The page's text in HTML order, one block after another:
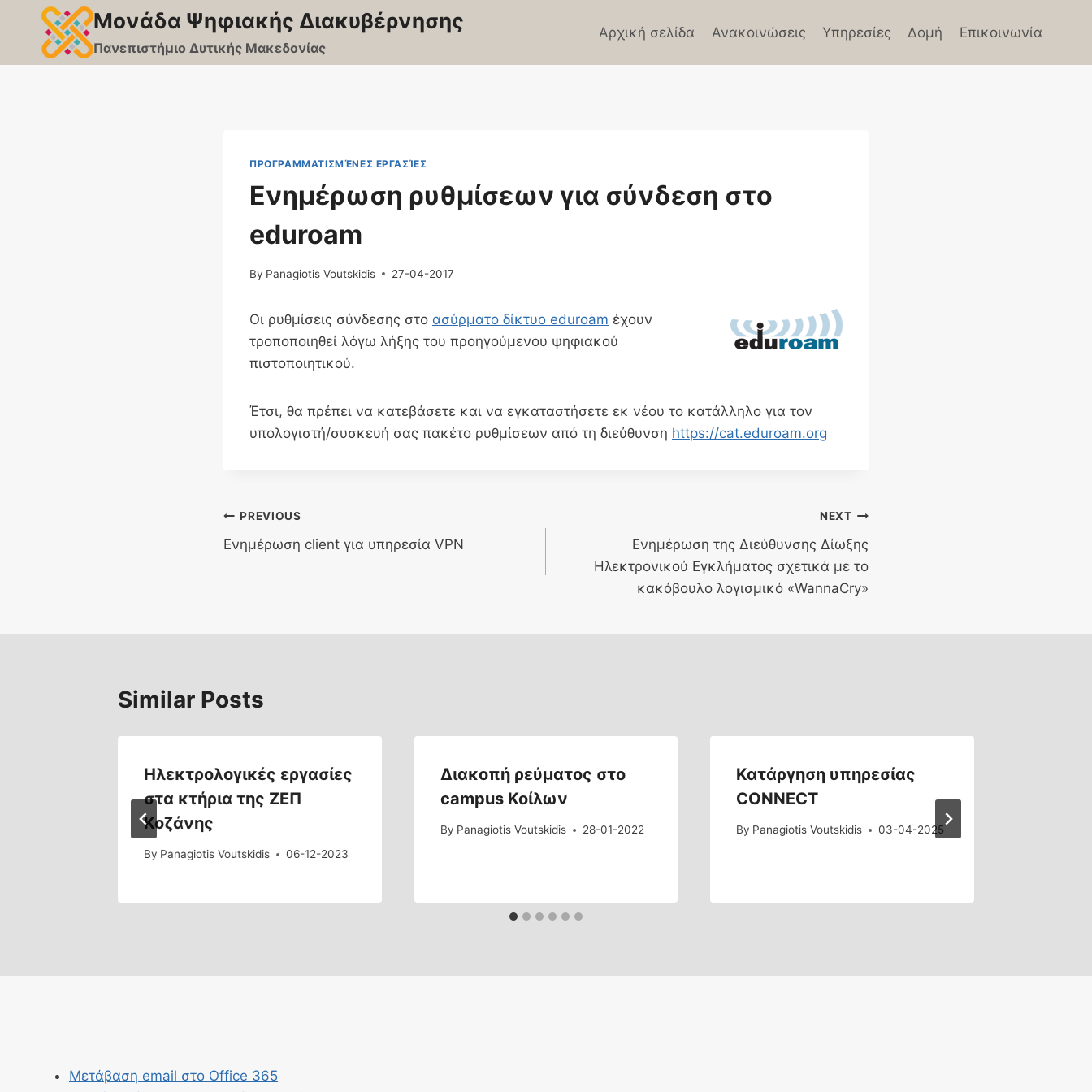
content
Μονάδα Ψηφιακής Διακυβέρνησης
Πανεπιστήμιο Δυτικής Μακεδονίας
Αρχική σελίδα Ανακοινώσεις Υπηρεσίες Δομή Επικοινωνία
ΠΡΟΓΡΑΜΜΑΤΙΣΜΈΝΕΣ ΕΡΓΑΣΊΕΣ
Ενημέρωση ρυθμίσεων για σύνδεση στο
eduroam
By Panagiotis Voutskidis 27-04-2017
Οι ρυθμίσεις σύνδεσης στο ασύρματο δίκτυο eduroam έχουν
τροποποιηθεί λόγω λήξης του προηγούμενου ψηφιακού
πιστοποιητικού.
Έτσι, θα πρέπει να κατεβάσετε και να εγκαταστήσετε εκ νέου το κατάλληλο για τον
υπολογιστή/συσκευή σας πακέτο ρυθμίσεων από τη διεύθυνση https://cat.eduroam.org
Post
navigation
PREVIOUS
Ενημέρωση client για υπηρεσία VPN
NEXT
Ενημέρωση της Διεύθυνσης Δίωξης
Ηλεκτρονικού Εγκλήματος σχετικά με το
κακόβουλο λογισμικό «WannaCry»
Similar Posts
Ηλεκτρολογικές εργασίες
στα κτήρια της ΖΕΠ
Κοζάνης
By Panagiotis Voutskidis 06-12-2023
Διακοπή ρεύματος στο
campus Κοίλων
By Panagiotis Voutskidis 28-01-2022
Κατάργηση υπηρεσίας
CONNECT
By Panagiotis Voutskidis 03-04-2025
Μετάβαση email στο Office 365